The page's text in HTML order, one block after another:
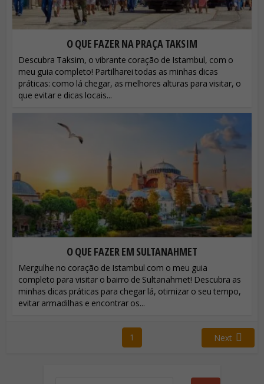
O QUE FAZER NA PRAÇA TAKSIM
Descubra Taksim, o vibrante coração de Istambul, com o
meu guia completo! Partilharei todas as minhas dicas
práticas: como lá chegar, as melhores alturas para visitar, o
que evitar e dicas locais...
O QUE FAZER EM SULTANAHMET
Mergulhe no coração de Istambul com o meu guia
completo para visitar o bairro de Sultanahmet! Descubra as
minhas dicas práticas para chegar lá, otimizar o seu tempo,
evitar armadilhas e encontrar os...
1 Next